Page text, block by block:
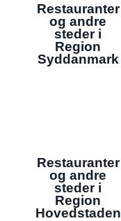
Restauranter
og andre
steder i
Region
Syddanmark
Restauranter
og andre
steder i
Region
Hovedstaden